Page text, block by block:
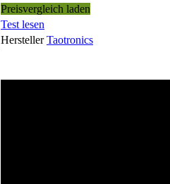
Preisvergleich laden
Test lesen
Hersteller Taotronics